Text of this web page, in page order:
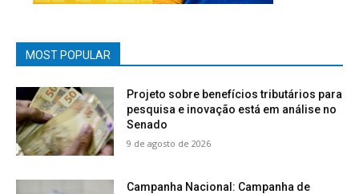
MOST POPULAR
Projeto sobre benefícios tributários para
pesquisa e inovação está em análise no
Senado
9 de agosto de 2026
Campanha Nacional: Campanha de